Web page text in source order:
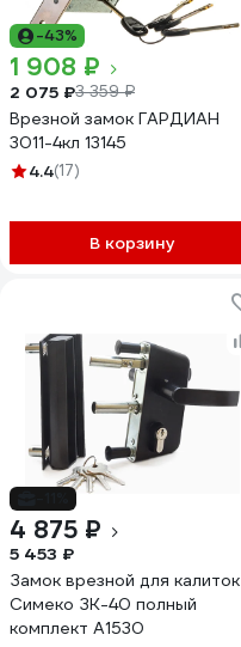
-43%
1 908 ₽
2 075 ₽3 359 ₽
Врезной замок ГАРДИАН
3011-4кл 13145
4.4(17)
В корзину
4 875 ₽
5 453 ₽
Замок врезной для калиток
Симеко ЗК-40 полный
комплект А1530